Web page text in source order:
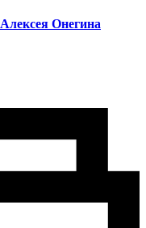
Алексея Онегина